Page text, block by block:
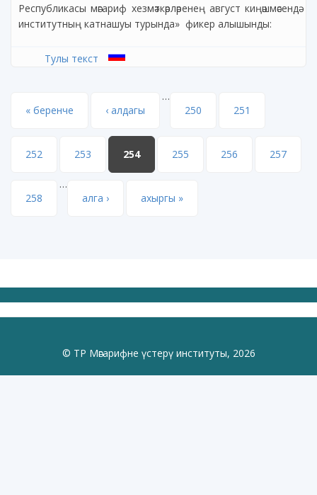
Республикасы мәгариф хезмәткәрләренең август киңәшмәсендә
институтның катнашуы турында» фикер алышынды:
Тулы текст
Pages
« беренче ‹ алдагы
…
250
251
252 253 254 255 256 257
258
…
алга ›
ахыргы »
© ТР Мәгарифне үстерү институты, 2026